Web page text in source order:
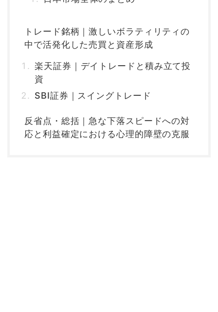
トレード銘柄｜激しいボラティリティの
中で活発化した売買と資産形成
楽天証券｜デイトレードと積み立て投
資
SBI証券｜スイングトレード
反省点・総括｜急な下落スピードへの対
応と利益確定における心理的障壁の克服